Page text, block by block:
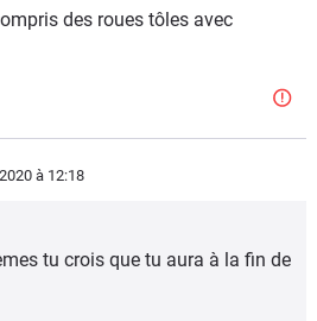
des roues tôles avec
à 12:18
tu crois que tu aura à la fin de